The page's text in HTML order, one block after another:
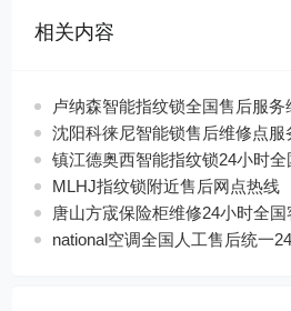
相关内容
卢纳森智能指纹锁全国售后服
沈阳科徕尼智能锁售后维修点服
镇江德奥西智能指纹锁24小时
MLHJ指纹锁附近售后网点热线
唐山方宬保险柜维修24小时全
national空调全国人工售后统一